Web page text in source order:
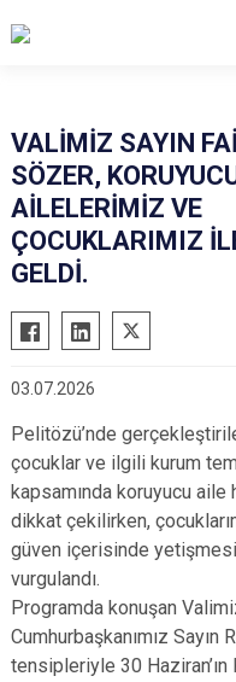
VALİMİZ SAYIN
SÖZER,
AİLELERİMİZ VE
ÇOCUKLARIMIZ
GELDİ.
03.07.2026
Pelitözü’nde
çocuklar ve ilgili kurum
kapsamında koruyucu
dikkat çekilirken,
güven içerisinde
vurgulandı.
Programda konuşan
Cumhurbaşkanımız Sayın
tensipleriyle 30